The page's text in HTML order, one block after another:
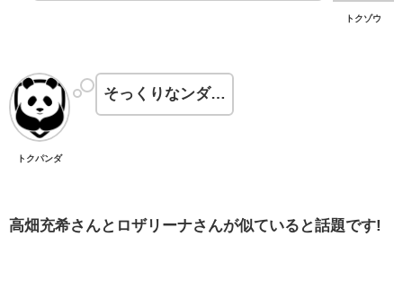
トクゾウ
トクパンダ
そっくりなンダ…
高畑充希さんとロザリーナさんが似ていると話題です!